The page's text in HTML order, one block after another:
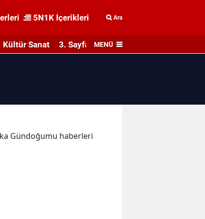
5N1K İçerikleri Ara
Kültür Sanat 3. Sayfa MENÜ
Gündoğumu haberleri